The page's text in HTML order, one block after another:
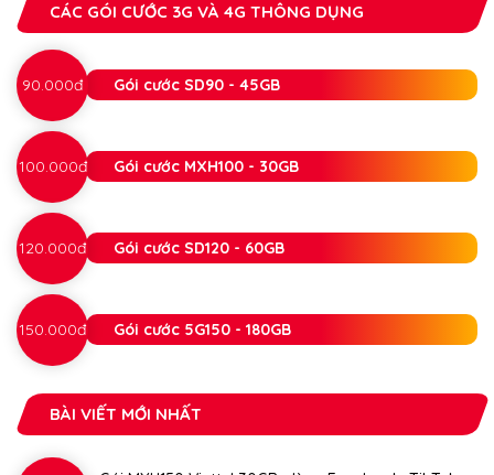
CÁC GÓI CƯỚC 3G VÀ 4G THÔNG DỤNG
90.000đ Gói cước SD90 - 45GB
100.000đ Gói cước MXH100 - 30GB
120.000đ Gói cước SD120 - 60GB
150.000đ Gói cước 5G150 - 180GB
BÀI VIẾT MỚI NHẤT